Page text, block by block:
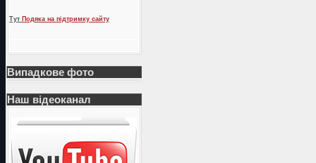
Тут Подяка на підтримку сайту
Випадкове фото
Наш відеоканал